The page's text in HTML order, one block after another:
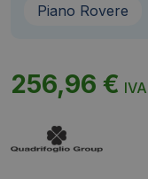
Piano Rovere
256,96 €